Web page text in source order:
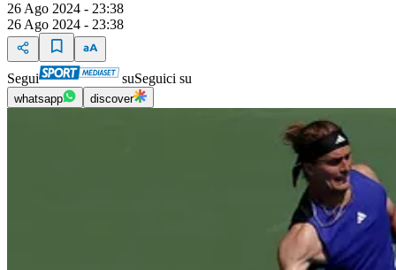
26 Ago 2024 - 23:38
26 Ago 2024 - 23:38
Segui suSeguici su
whatsapp discover